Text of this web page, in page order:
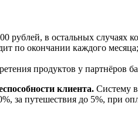
рублей, в остальных случаях
по окончании каждого месяца;
продуктов у партнёров
клиента. Систему
за путешествия до 5%, при